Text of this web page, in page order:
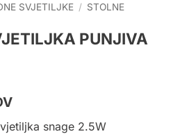
SVJETILJKE / STOLNE
PUNJIVA
snage 2.5W